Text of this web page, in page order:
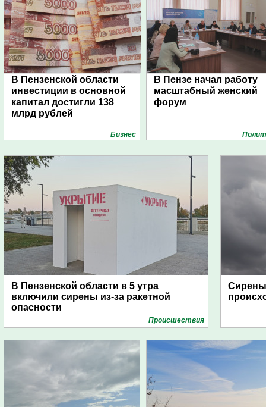
В Пензенской области
инвестиции в основной
капитал достигли 138
млрд рублей
Бизнес
В Пензе начал работу
масштабный женский
форум
В Пензенской области в 5 утра
включили сирены из-за ракетной
опасности
Проиcшествия
Сирены